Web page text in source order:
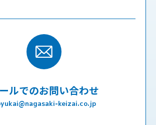
ルでのお問い合わせ
keizai.co.jp